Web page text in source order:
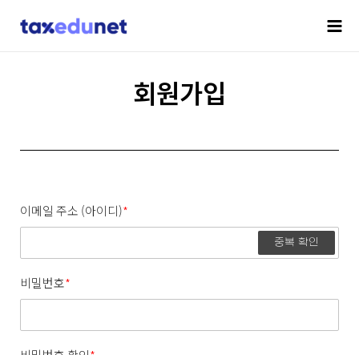
회원가입
이메일 주소 (아이디)*
중복 확인
비밀번호*